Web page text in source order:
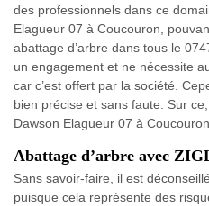
des professionnels dans ce
Elagueur 07 à Coucouron,
abattage d’arbre dans tous le
un engagement et ne nécessite
car c’est offert par la société.
bien précise et sans faute. Sur
Dawson Elagueur 07 à
Abattage d’arbre avec
Sans savoir-faire, il est
puisque cela représente des